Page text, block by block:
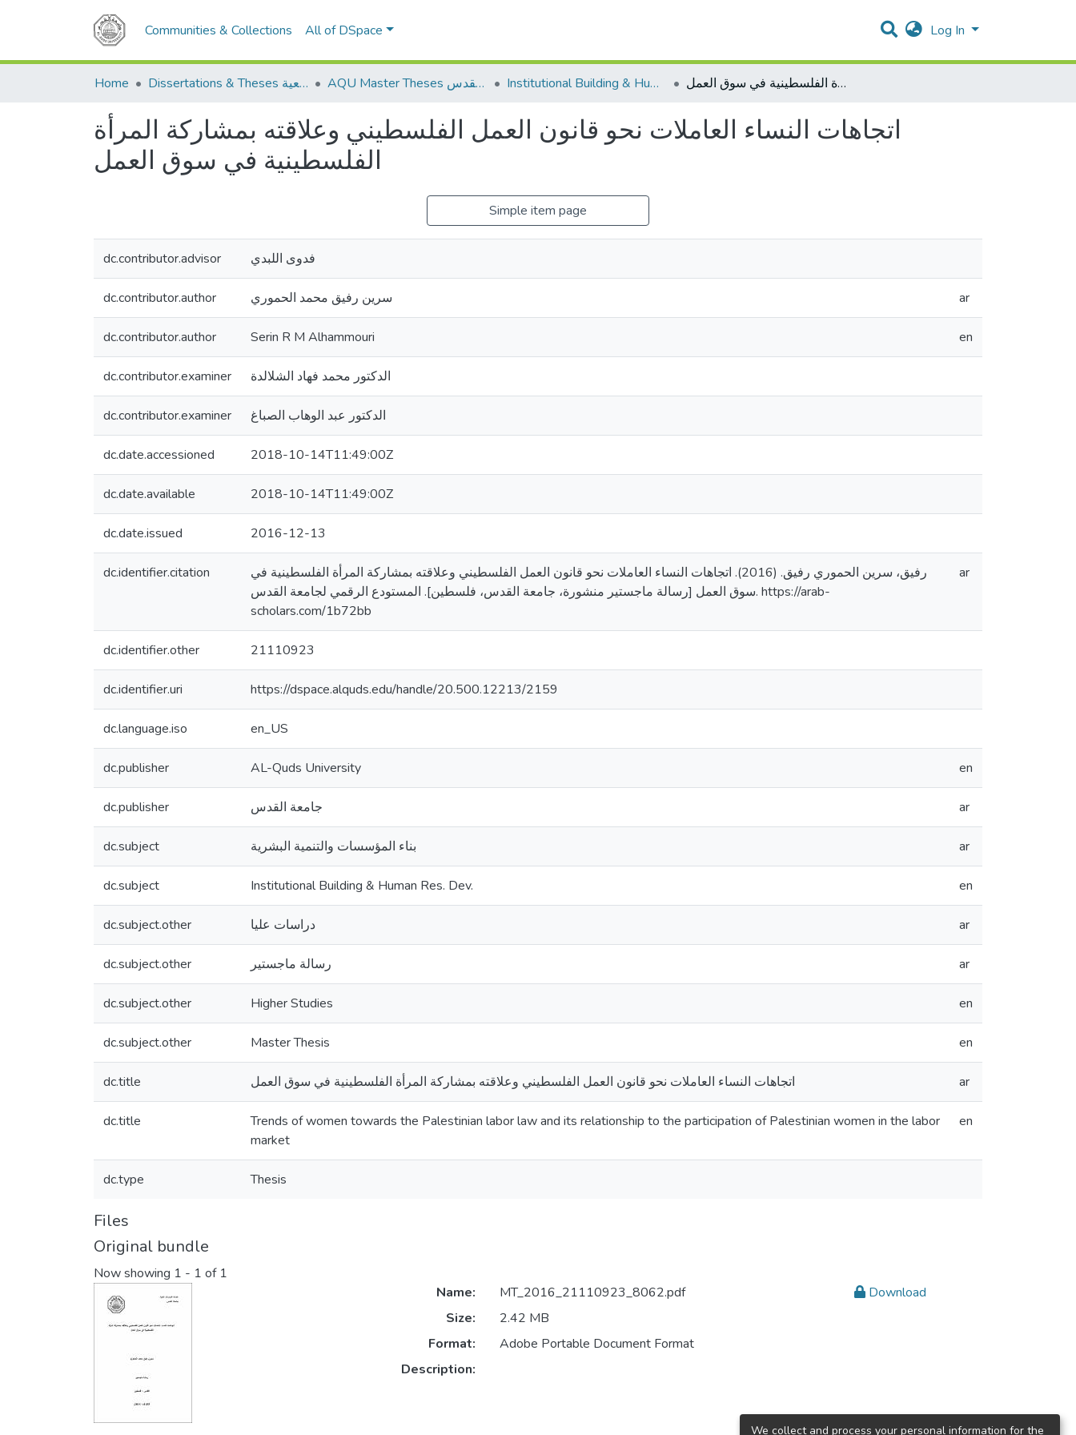
Communities & Collections All of DSpace Log In
Home Dissertations & Theses الرسائل الجامعية AQU Master Theses الرسائل الجامعية الخاصة بجامعة القدس Institutional Building & Human Res. Dev. بناء مؤسسات وتنمية موارد بشرية اتجاهات النساء العاملات نحو قانون العمل الفلسطيني وعلاقته بمشاركة المرأة الفلسطينية في سوق العمل
اتجاهات النساء العاملات نحو قانون العمل الفلسطيني وعلاقته بمشاركة المرأة
الفلسطينية في سوق العمل
Simple item page
dc.contributor.advisor فدوى اللبدي
dc.contributor.author سرين رفيق محمد الحموري ar
dc.contributor.author Serin R M Alhammouri en
dc.contributor.examiner الدكتور محمد فهاد الشلالدة
dc.contributor.examiner الدكتور عبد الوهاب الصباغ
dc.date.accessioned 2018-10-14T11:49:00Z
dc.date.available 2018-10-14T11:49:00Z
dc.date.issued 2016-12-13
dc.identifier.citation
رفيق، سرين الحموري رفيق. (2016). اتجاهات النساء العاملات نحو قانون العمل الفلسطيني وعلاقته بمشاركة المرأة الفلسطينية في
سوق العمل [رسالة ماجستير منشورة، جامعة القدس، فلسطين]. المستودع الرقمي لجامعة القدس. https://arab-
scholars.com/1b72bb
ar
dc.identifier.other 21110923
dc.identifier.uri https://dspace.alquds.edu/handle/20.500.12213/2159
dc.language.iso en_US
dc.publisher AL-Quds University en
dc.publisher جامعة القدس ar
dc.subject بناء المؤسسات والتنمية البشرية ar
dc.subject Institutional Building & Human Res. Dev. en
dc.subject.other دراسات عليا ar
dc.subject.other رسالة ماجستير ar
dc.subject.other Higher Studies en
dc.subject.other Master Thesis en
dc.title اتجاهات النساء العاملات نحو قانون العمل الفلسطيني وعلاقته بمشاركة المرأة الفلسطينية في سوق العمل ar
dc.title
Trends of women towards the Palestinian labor law and its relationship to the participation of Palestinian women in the labor
market
en
dc.type Thesis
Files
Original bundle
Now showing 1 - 1 of 1
Name:
MT_2016_21110923_8062.pdf
Size:
2.42 MB
Format:
Adobe Portable Document Format
Description:
Download
We collect and process your personal information for the